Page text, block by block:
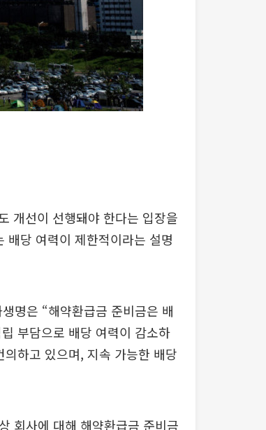
개선이 선행돼야 한다는 입장을
배당 여력이 제한적이라는 설명
명은 “해약환급금 준비금은 배
부담으로 배당 여력이 감소하
하고 있으며, 지속 가능한 배당
회사에 대해 해약환급금 준비금